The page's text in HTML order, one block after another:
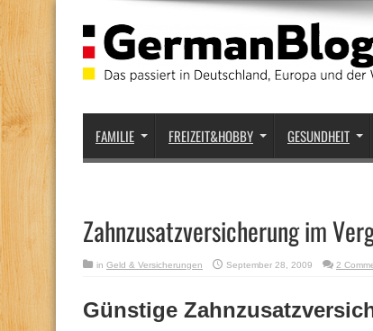
FAMILIE FREIZEIT&HOBBY GESUNDHEIT
Zahnzusatzversicherung im
in Geld & Versicherungen September 28, 2009 2
Günstige